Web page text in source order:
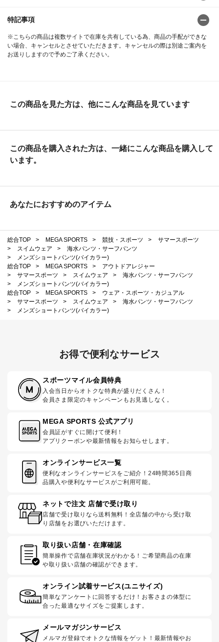
特記事項
※こちらの商品は複数サイトで在庫を共有している為、商品の手配ができな
い場合、キャンセルとさせていただきます。キャンセルの際は別途ご案内を
お送りしますので予めご了承ください。
この商品を見た方は、他にこんな商品を見ています
この商品を購入された方は、一緒にこんな商品を購入して
います。
あなたにおすすめのアイテム
総合TOP > MEGA SPORTS > 競技・スポーツ >
サマースポーツ
>
スイムウェア >
海水パンツ・サーフパンツ
>
メンズショートパンツ(バイカラー)
総合TOP
> MEGA SPORTS >
アウトドアレジャー
>
サマースポーツ > スイムウェア >
海水パンツ・サーフパンツ
>
メンズショートパンツ(バイカラー)
総合TOP
> MEGA SPORTS >
ウェア・スポーツ・カジュアル
>
サマースポーツ > スイムウェア >
海水パンツ・サーフパンツ
>
メンズショートパンツ(バイカラー)
お得で便利なサービス
スポーツマイル会員特典
入会当日からオトクな特典が盛りだくさん！
会員さま限定のキャンペーンもお見逃しなく。
MEGA SPORTS 公式アプリ
会員証がすぐに開けて便利！
アプリクーポンや最新情報をお知らせします。
オンラインサービス一覧
便利なオンラインサービスをご紹介！24時間365日商
品購入や便利なサービスがご利用可能。
ネットで注文 店舗で受け取り
店舗で受け取りなら送料無料！全店舗の中から受け取
り店舗をお選びいただけます。
取り扱い店舗・在庫確認
簡単操作で店舗在庫状況がわかる！ご希望商品の在庫
や取り扱い店舗の確認ができます。
オンライン試着サービス(ユニサイズ)
簡単なアンケートに回答するだけ！お客さまの体型に
合った最適なサイズをご提案します。
メールマガジンサービス
メルマガ登録でオトクな情報をゲット！最新情報やお